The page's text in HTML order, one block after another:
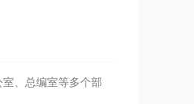
、总编室等多个部